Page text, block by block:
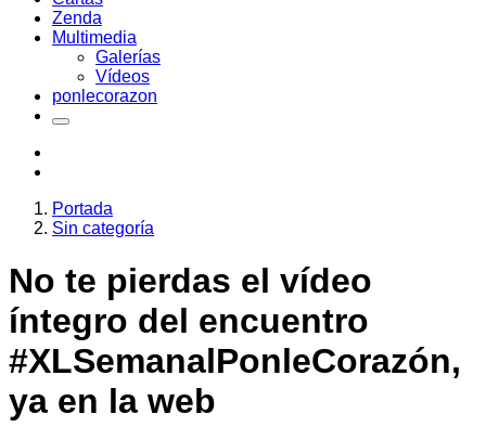
Zenda
Multimedia
Galerías
Vídeos
ponlecorazon
Portada
Sin categoría
No te pierdas el vídeo
íntegro del encuentro
#XLSemanalPonleCorazón,
ya en la web